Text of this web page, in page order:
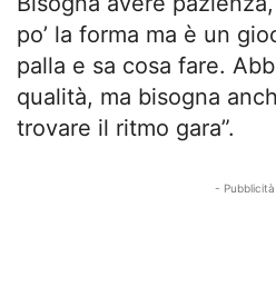
po’ la forma ma è un
palla e sa cosa fare.
qualità, ma bisogna
trovare il ritmo gara”.
-